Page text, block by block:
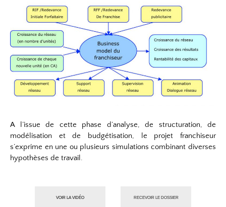
A l’issue de cette phase d’analyse, de structuration, de
modélisation et de budgétisation, le projet franchiseur
s’exprime en une ou plusieurs simulations combinant diverses
hypothèses de travail.
VOIR LA VIDÉO RECEVOIR LE DOSSIER